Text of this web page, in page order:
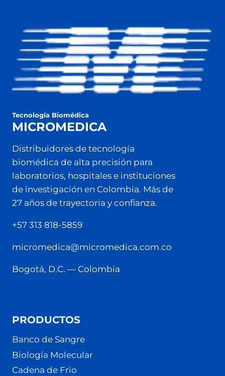
Tecnología Biomédica
MICROMEDICA
Distribuidores de tecnología
biomédica de alta precisión para
laboratorios, hospitales e instituciones
de investigación en Colombia. Más de
27 años de trayectoria y confianza.
+57 313 818-5859
micromedica@micromedica.com.co
Bogotá, D.C. — Colombia
PRODUCTOS
Banco de Sangre
Biología Molecular
Cadena de Frio